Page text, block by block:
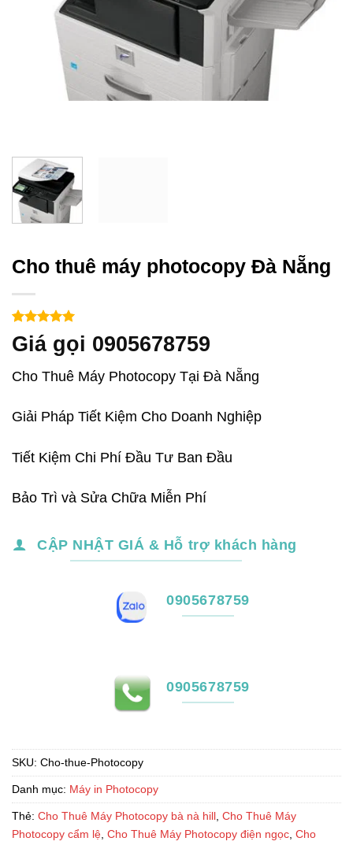
Cho thuê máy photocopy Đà Nẵng
5trên 5
dựa trên
1
đánh giá
Giá gọi 0905678759
Cho Thuê Máy Photocopy Tại Đà Nẵng
Giải Pháp Tiết Kiệm Cho Doanh Nghiệp
Tiết Kiệm Chi Phí Đầu Tư Ban Đầu
Bảo Trì và Sửa Chữa Miễn Phí
CẬP NHẬT GIÁ & Hỗ trợ khách hàng
0905678759
0905678759
SKU: Cho-thue-Photocopy
Danh mục: Máy in Photocopy
Thẻ: Cho Thuê Máy Photocopy bà nà hill Cho Thuê Máy
Photocopy cẩm lệ Cho Thuê Máy Photocopy điện ngọc Cho